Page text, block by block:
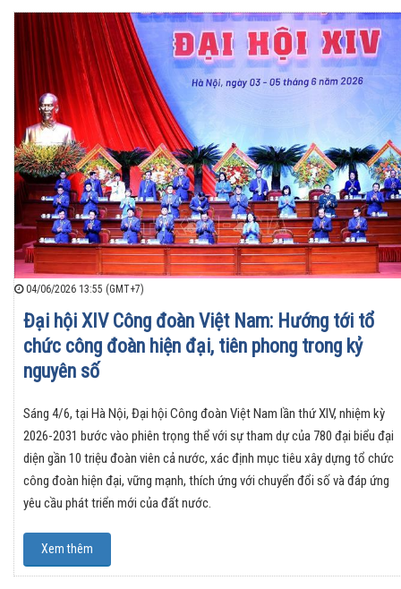
04/06/2026 13:55 (GMT+7)
Đại hội XIV Công đoàn Việt Nam: Hướng tới tổ
chức công đoàn hiện đại, tiên phong trong kỷ
nguyên số
Sáng 4/6, tại Hà Nội, Đại hội Công đoàn Việt Nam lần thứ XIV, nhiệm kỳ
2026-2031 bước vào phiên trọng thể với sự tham dự của 780 đại biểu đại
diện gần 10 triệu đoàn viên cả nước, xác định mục tiêu xây dựng tổ chức
công đoàn hiện đại, vững mạnh, thích ứng với chuyển đổi số và đáp ứng
yêu cầu phát triển mới của đất nước.
Xem thêm